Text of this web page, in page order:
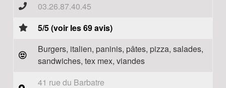
03.26.87.40.45
5/5 (voir les 69 avis)
Burgers, italien, paninis, pâtes, pizza, salades,
sandwiches, tex mex, viandes
41 rue du Barbatre